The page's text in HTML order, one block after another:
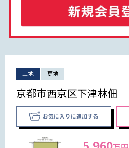
土地 更地
京都市西京区下津林佃
お気に入りに追加する